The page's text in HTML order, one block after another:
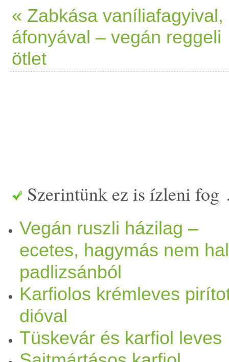
szeretem teljesennyersen.
aranyos,színessavanyúság
színezőanyagokkal.
levágom a szárának a
szárát is megenni, de jó
kívül kemény, viszont a
falatokra, rózsákra szedem,
Akarfioldarabkák közé
babérlevelet) teszek, és az
Lila:Savanyítottvagyfriss
« Zabkása vaníliafagyival,
áfonyával – vegán reggeli
ötlet
Szerintünk ez is ízleni
Vegán ruszli házilag –
ecetes, hagymás nem
padlizsánból
Karfiolos krémleves
dióval
Tüskevár és karfiol leves